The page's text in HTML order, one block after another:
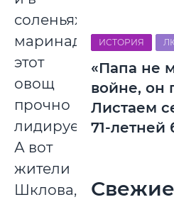
соленьях-
маринадах
этот
овощ
прочно
лидирует.
А вот
жители
Шклова,
ИСТОРИЯ
«Папа не
войне, он
Листаем
71-летней